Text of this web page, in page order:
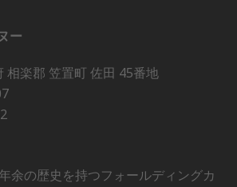
ー
楽郡 笠置町 佐田 45番地
余の歴史を持つフォールディングカ